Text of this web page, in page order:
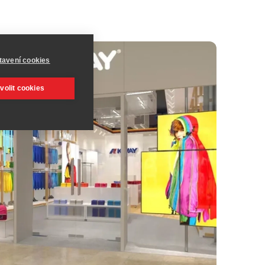
cookies
cookies